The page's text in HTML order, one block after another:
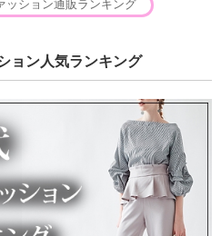
ッション通販ランキング
ョン人気ランキング